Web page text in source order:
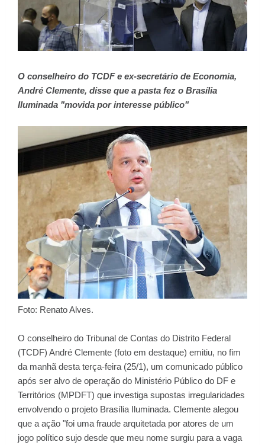
O conselheiro do TCDF e ex-secretário de Economia,
André Clemente, disse que a pasta fez o Brasília
Iluminada "movida por interesse público"
Foto: Renato Alves.
O conselheiro do Tribunal de Contas do Distrito Federal
(TCDF) André Clemente (foto em destaque) emitiu, no fim
da manhã desta terça-feira (25/1), um comunicado público
após ser alvo de operação do Ministério Público do DF e
Territórios (MPDFT) que investiga supostas irregularidades
envolvendo o projeto Brasília Iluminada. Clemente alegou
que a ação "foi uma fraude arquitetada por atores de um
jogo político sujo desde que meu nome surgiu para a vaga